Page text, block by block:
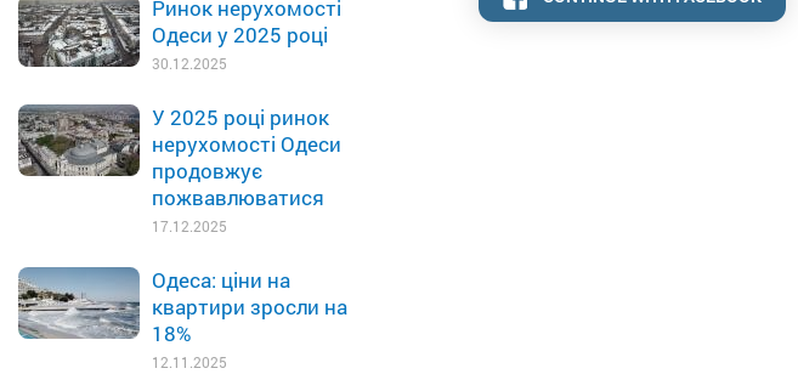
Ринок нерухомості
Одеси у 2025 році
30.12.2025
У 2025 році ринок
нерухомості Одеси
продовжує
пожвавлюватися
17.12.2025
Одеса: ціни на
квартири зросли на
18%
12.11.2025